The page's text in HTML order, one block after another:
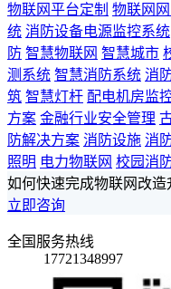
物联网平台定制 物联网
统 消防设备电源监控系统
防 智慧物联网 智慧城市
测系统 智慧消防系统 消
筑 智慧灯杆 配电机房监
方案 金融行业安全管理
防解决方案 消防设施 消
照明 电力物联网 校园消
如何快速完成物联网改
立即咨询
全国服务热线
17721348997